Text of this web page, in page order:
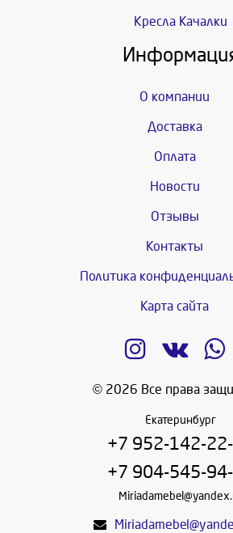
Кресла Качалки
О компании
Доставка
Оплата
Новости
Отзывы
Контакты
Политика
Карта сайта
© 2026 Все права
Екатеринбург
+7 952-142-
+7 904-545-